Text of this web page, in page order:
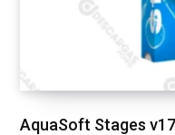
AquaSoft Stages